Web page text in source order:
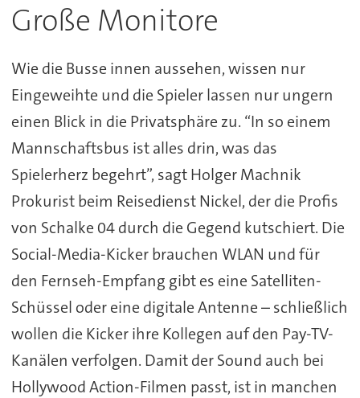
Große Monitore
Wie die Busse innen aussehen, wissen nur
Eingeweihte und die Spieler lassen nur ungern
einen Blick in die Privatsphäre zu. “In so einem
Mannschaftsbus ist alles drin, was das
Spielerherz begehrt”, sagt Holger Machnik
Prokurist beim Reisedienst Nickel, der die Profis
von Schalke 04 durch die Gegend kutschiert. Die
Social-Media-Kicker brauchen WLAN und für
den Fernseh-Empfang gibt es eine Satelliten-
Schüssel oder eine digitale Antenne – schließlich
wollen die Kicker ihre Kollegen auf den Pay-TV-
Kanälen verfolgen. Damit der Sound auch bei
Hollywood Action-Filmen passt, ist in manchen